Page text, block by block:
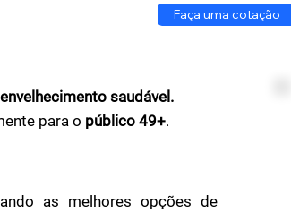
Faça uma cotação
saudável.
para o público 49+.
as melhores opções de